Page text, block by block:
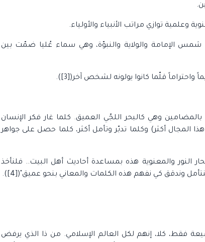
وعلمية توازي مراتب الأنبياء والأولياء.
الإمامة والولاية والنبوّة، وهي سماء عُليا ضمّت بين
واحتراماً قلّما كانوا يولونه لشخص آخر([3]).
بالمضامين وهي كالبحر اللجّي العميق. كلما غار فكر الإنسان
المجال أكثر) وكلما تدبّر وتأمل أكثر، كلما حصل على جواهر
النور والمعنوية هذه بمساعدة أحاديث أهل البيت.. فلنأخذ
وندقق كي نفهم هذه الكلمات والمعاني بنحو عميق"([4]).
فقط، كلا، إنهم لكل العالم الإسلامي. من ذا الذي يرفض